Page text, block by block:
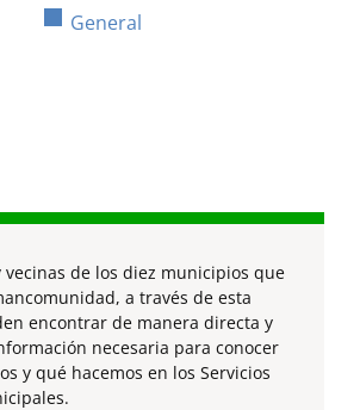
General
vecinas de los diez municipios que
a través de esta
encontrar de manera directa y
necesaria para conocer
y qué hacemos en los Servicios